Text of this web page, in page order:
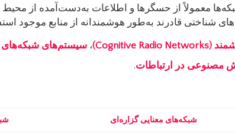
معمولاً از حسگرها و اطلاعات به‌دست‌آمده از محیط
شناختی قادرند به‌طور هوشمندانه از منابع موجود
(Cognitive Radio Networks) ، سیستم‌های شبکه‌های
مصنوعی در ارتباطات.
شبکه‌های معنایی گزاره‌ای